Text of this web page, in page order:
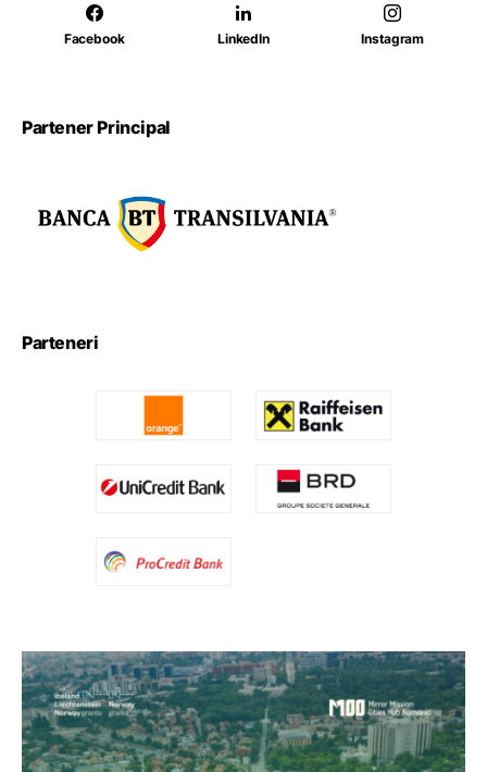
Facebook LinkedIn Instagram
Partener Principal
Parteneri